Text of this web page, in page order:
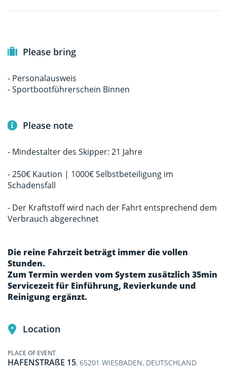
Please bring
- Personalausweis
- Sportbootführerschein Binnen
Please note
- Mindestalter des Skipper: 21 Jahre
- 250€ Kaution | 1000€ Selbstbeteiligung im
Schadensfall
- Der Kraftstoff wird nach der Fahrt entsprechend dem
Verbrauch abgerechnet
Die reine Fahrzeit beträgt immer die vollen
Stunden.
Zum Termin werden vom System zusätzlich 35min
Servicezeit für Einführung, Revierkunde und
Reinigung ergänzt.
Location
PLACE OF EVENT
HAFENSTRAßE 15, 65201 WIESBADEN, DEUTSCHLAND